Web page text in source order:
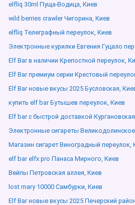
elfliq 30ml Пуща-Водица, Киев
wild berries crawler Чигорина, Киев
elfliq Телеграфный переулок, Киев
Электронные курилки Евгения Гуцало
Elf Bar в наличии Крепостной переулок,
Elf Bar премиум серии Крестовый
Elf Bar новые вкусы 2025 Бусловская,
купить elf bar Бутышев переулок, Киев
Elf bar с быстрой доставкой
Электронные сигареты Великодолинское
Магазин сигарет Виноградный переулок,
elf bar elfx pro Панаса Мирного, Киев
Вейпы Петровская аллея, Киев
lost mary 10000 Самбурки, Киев
Elf Bar новые вкусы 2025 Печерский